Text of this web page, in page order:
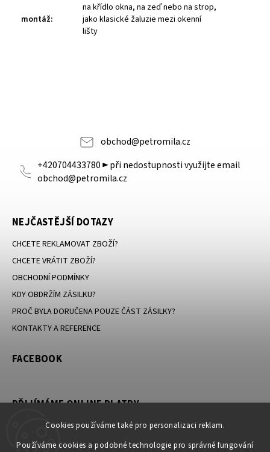
Cookies používáme také pro personalizaci reklam.
Používáme cookies a podobné technologie pro správné fungování
montáž:
na křídlo okna, na zeď nebo na strop,
jako klasické žaluzie mezi okenní
lišty
obchod@petromila.cz
+420704433780 ► při nedostupnosti využijte email
obchod@petromila.cz
NEJČASTĚJŠÍ DOTAZY
CHCETE REKLAMOVAT ZBOŽÍ?
CHCETE VRÁTIT ZBOŽÍ?
OBCHODNÍ PODMÍNKY
KDY OBDRŽÍM ZÁSILKU?
PROČ BYLA DORUČENA POUZE ČÁST ZÁSILKY?
KONTAKTY A REFERENCE
FACEBOOK
PŘIJÍMÁME ONLINE PLATBY